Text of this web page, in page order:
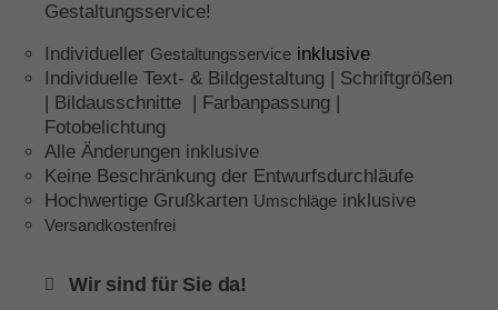
Gestaltungsservice!
Individueller Gestaltungsservice inklusive
Individuelle Text- & Bildgestaltung | Schriftgrößen
| Bildausschnitte | Farbanpassung |
Fotobelichtung
Alle Änderungen inklusive
Keine Beschränkung der Entwurfsdurchläufe
Hochwertige Grußkarten Umschläge inklusive
Versandkostenfrei
Wir sind für Sie da!